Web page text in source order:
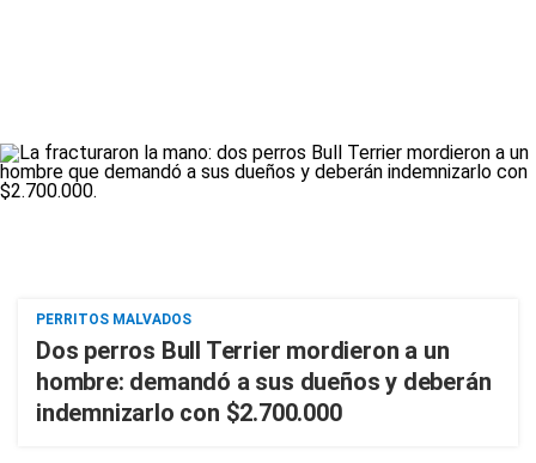
PERRITOS MALVADOS
Dos perros Bull Terrier mordieron a un
hombre: demandó a sus dueños y deberán
indemnizarlo con $2.700.000